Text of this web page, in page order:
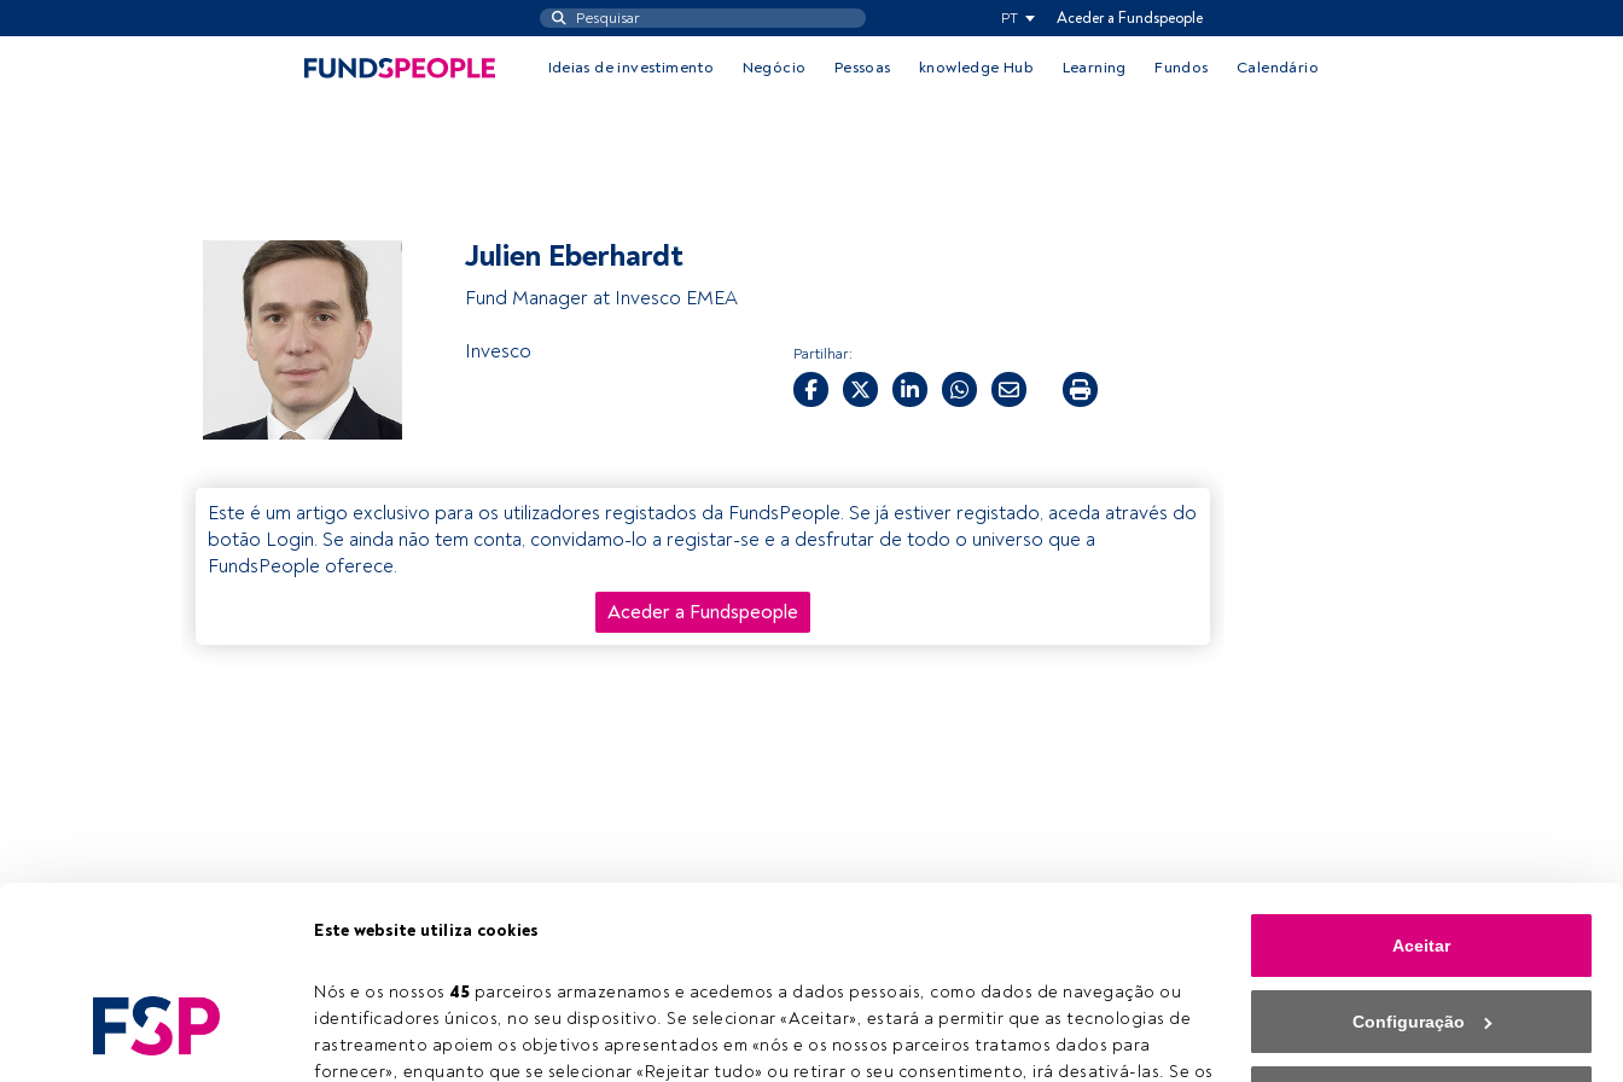
Este website utiliza cookies
Nós e os nossos 45 parceiros armazenamos e acedemos a dados pessoais, como dados de navegação ou
identificadores únicos, no seu dispositivo. Se selecionar «Aceitar», estará a permitir que as tecnologias de
rastreamento apoiem os objetivos apresentados em «nós e os nossos parceiros tratamos dados para
fornecer», enquanto que se selecionar «Rejeitar tudo» ou retirar o seu consentimento, irá desativá-las. Se os
Aceitar
Configuração
PT Aceder a Fundspeople
Ideias de investimento Negócio Pessoas knowledge Hub Learning Fundos Calendário
Julien Eberhardt
Fund Manager at Invesco EMEA
Invesco Partilhar:
Este é um artigo exclusivo para os utilizadores registados da FundsPeople. Se já estiver registado, aceda através do
botão Login. Se ainda não tem conta, convidamo-lo a registar-se e a desfrutar de todo o universo que a
FundsPeople oferece.
Aceder a Fundspeople